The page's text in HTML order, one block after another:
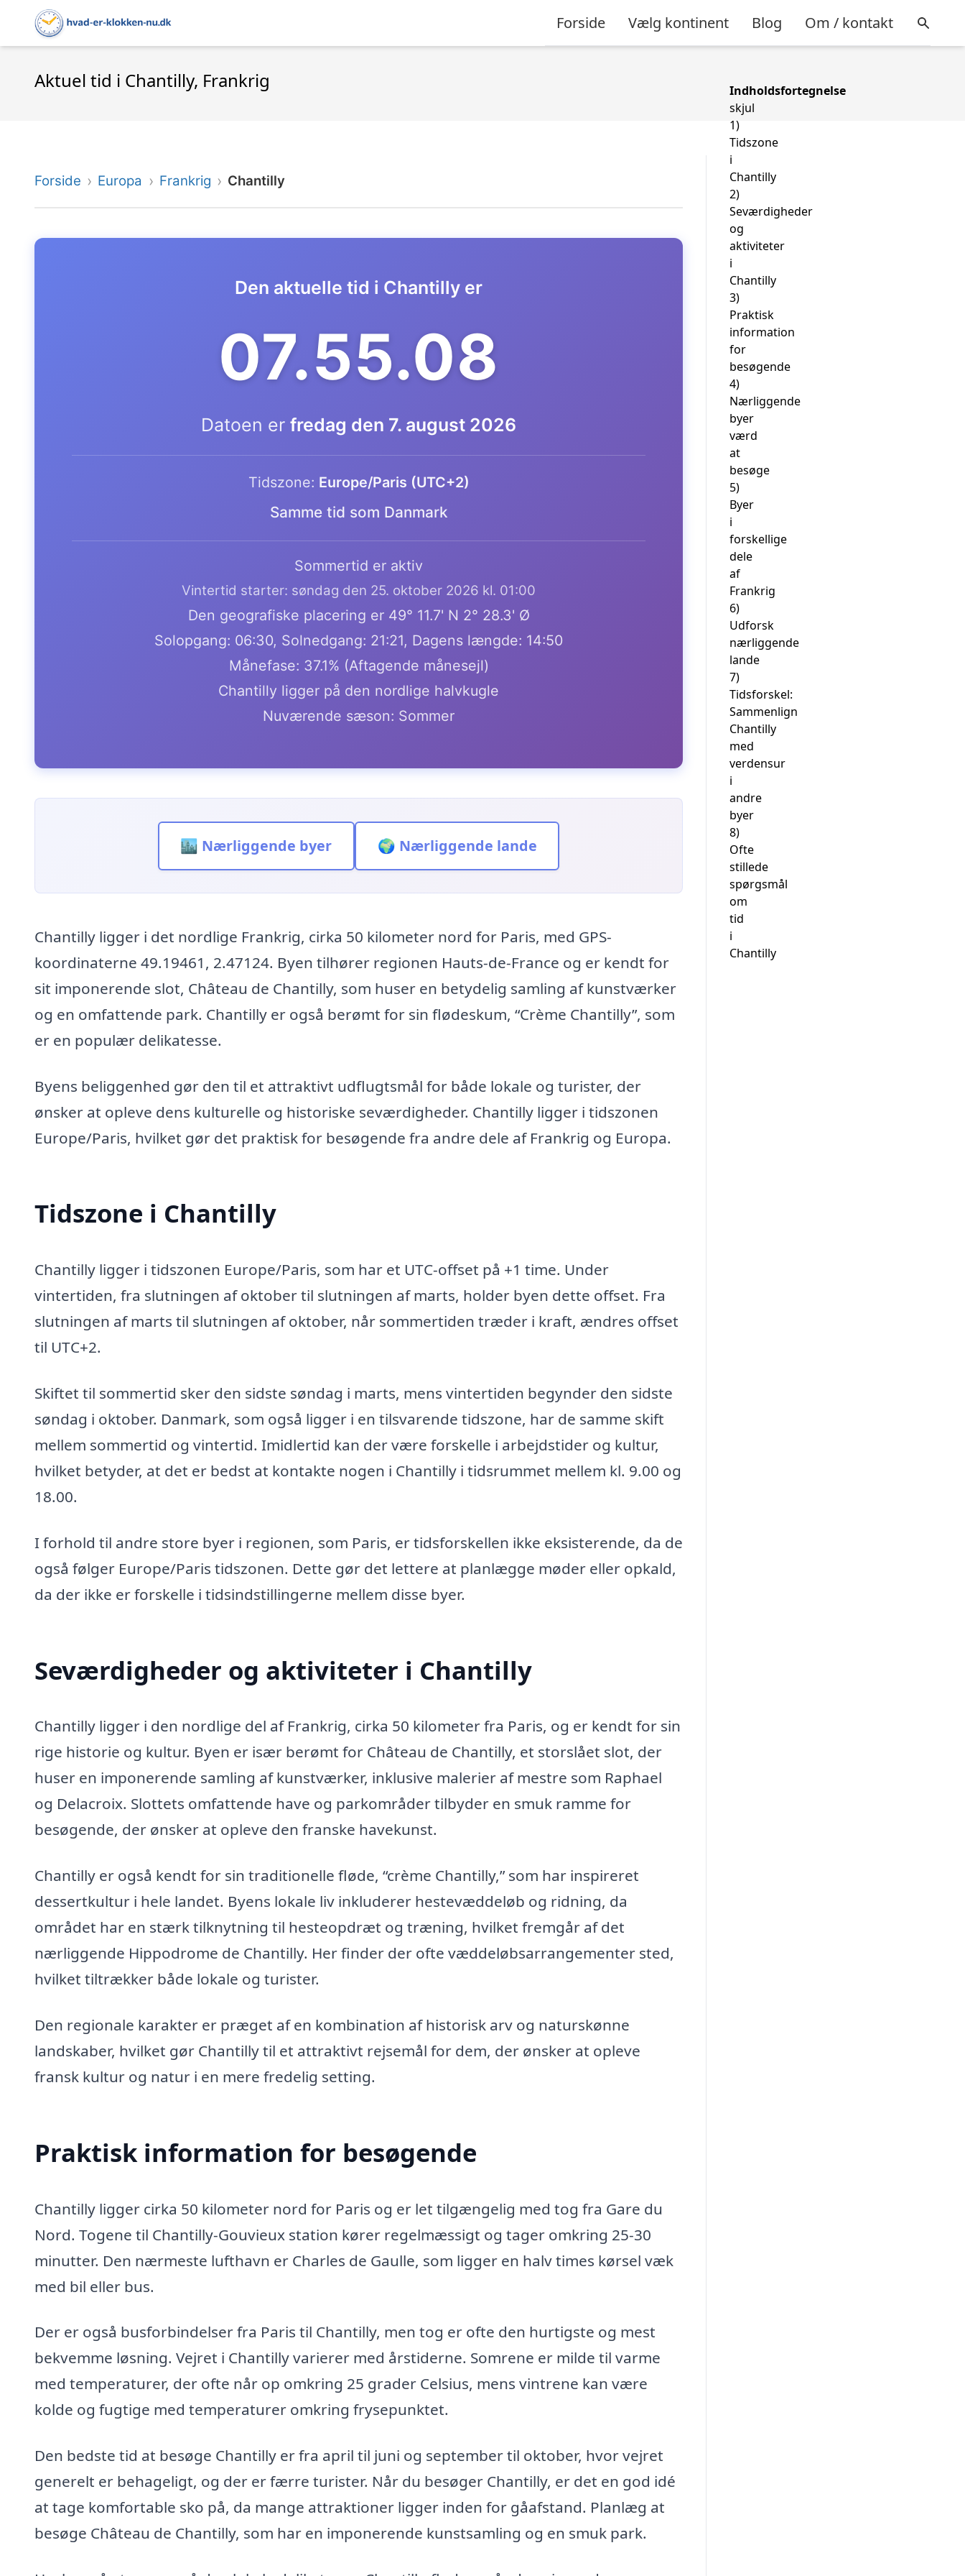
Forside Vælg kontinent Blog Om / kontakt
Aktuel tid i Chantilly, Frankrig
Forside Europa Frankrig Chantilly
Den aktuelle tid i Chantilly er
07.55.09
Datoen er fredag den 7. august 2026
Tidszone: Europe/Paris (UTC+2)
Samme tid som Danmark
Sommertid er aktiv
Vintertid starter: søndag den 25. oktober 2026 kl. 01:00
Den geografiske placering er 49° 11.7' N 2° 28.3' Ø
Solopgang: 06:30, Solnedgang: 21:21, Dagens længde: 14:50
Månefase: 37.1% (Aftagende månesejl)
Chantilly ligger på den nordlige halvkugle
Nuværende sæson: Sommer
🏙️ Nærliggende byer 🌍 Nærliggende lande
Chantilly ligger i det nordlige Frankrig, cirka 50 kilometer nord for Paris, med GPS-
koordinaterne 49.19461, 2.47124. Byen tilhører regionen Hauts-de-France og er kendt for
sit imponerende slot, Château de Chantilly, som huser en betydelig samling af kunstværker
og en omfattende park. Chantilly er også berømt for sin flødeskum, “Crème Chantilly”, som
er en populær delikatesse.
Byens beliggenhed gør den til et attraktivt udflugtsmål for både lokale og turister, der
ønsker at opleve dens kulturelle og historiske seværdigheder. Chantilly ligger i tidszonen
Europe/Paris, hvilket gør det praktisk for besøgende fra andre dele af Frankrig og Europa.
Tidszone i Chantilly
Chantilly ligger i tidszonen Europe/Paris, som har et UTC-offset på +1 time. Under
vintertiden, fra slutningen af oktober til slutningen af marts, holder byen dette offset. Fra
slutningen af marts til slutningen af oktober, når sommertiden træder i kraft, ændres offset
til UTC+2.
Skiftet til sommertid sker den sidste søndag i marts, mens vintertiden begynder den sidste
søndag i oktober. Danmark, som også ligger i en tilsvarende tidszone, har de samme skift
mellem sommertid og vintertid. Imidlertid kan der være forskelle i arbejdstider og kultur,
hvilket betyder, at det er bedst at kontakte nogen i Chantilly i tidsrummet mellem kl. 9.00 og
18.00.
I forhold til andre store byer i regionen, som Paris, er tidsforskellen ikke eksisterende, da de
også følger Europe/Paris tidszonen. Dette gør det lettere at planlægge møder eller opkald,
da der ikke er forskelle i tidsindstillingerne mellem disse byer.
Seværdigheder og aktiviteter i Chantilly
Chantilly ligger i den nordlige del af Frankrig, cirka 50 kilometer fra Paris, og er kendt for sin
rige historie og kultur. Byen er især berømt for Château de Chantilly, et storslået slot, der
huser en imponerende samling af kunstværker, inklusive malerier af mestre som Raphael
og Delacroix. Slottets omfattende have og parkområder tilbyder en smuk ramme for
besøgende, der ønsker at opleve den franske havekunst.
Chantilly er også kendt for sin traditionelle fløde, “crème Chantilly,” som har inspireret
dessertkultur i hele landet. Byens lokale liv inkluderer hestevæddeløb og ridning, da
området har en stærk tilknytning til hesteopdræt og træning, hvilket fremgår af det
nærliggende Hippodrome de Chantilly. Her finder der ofte væddeløbsarrangementer sted,
hvilket tiltrækker både lokale og turister.
Den regionale karakter er præget af en kombination af historisk arv og naturskønne
landskaber, hvilket gør Chantilly til et attraktivt rejsemål for dem, der ønsker at opleve
fransk kultur og natur i en mere fredelig setting.
Praktisk information for besøgende
Chantilly ligger cirka 50 kilometer nord for Paris og er let tilgængelig med tog fra Gare du
Nord. Togene til Chantilly-Gouvieux station kører regelmæssigt og tager omkring 25-30
minutter. Den nærmeste lufthavn er Charles de Gaulle, som ligger en halv times kørsel væk
med bil eller bus.
Der er også busforbindelser fra Paris til Chantilly, men tog er ofte den hurtigste og mest
bekvemme løsning. Vejret i Chantilly varierer med årstiderne. Somrene er milde til varme
med temperaturer, der ofte når op omkring 25 grader Celsius, mens vintrene kan være
kolde og fugtige med temperaturer omkring frysepunktet.
Den bedste tid at besøge Chantilly er fra april til juni og september til oktober, hvor vejret
generelt er behageligt, og der er færre turister. Når du besøger Chantilly, er det en god idé
at tage komfortable sko på, da mange attraktioner ligger inden for gåafstand. Planlæg at
besøge Château de Chantilly, som har en imponerende kunstsamling og en smuk park.
Indholdsfortegnelse
skjul
1)
Tidszone
i
Chantilly
2)
Seværdigheder
og
aktiviteter
i
Chantilly
3)
Praktisk
information
for
besøgende
4)
Nærliggende
byer
værd
at
besøge
5)
Byer
i
forskellige
dele
af
Frankrig
6)
Udforsk
nærliggende
lande
7)
Tidsforskel:
Sammenlign
Chantilly
med
verdensur
i
andre
byer
8)
Ofte
stillede
spørgsmål
om
tid
i
Chantilly